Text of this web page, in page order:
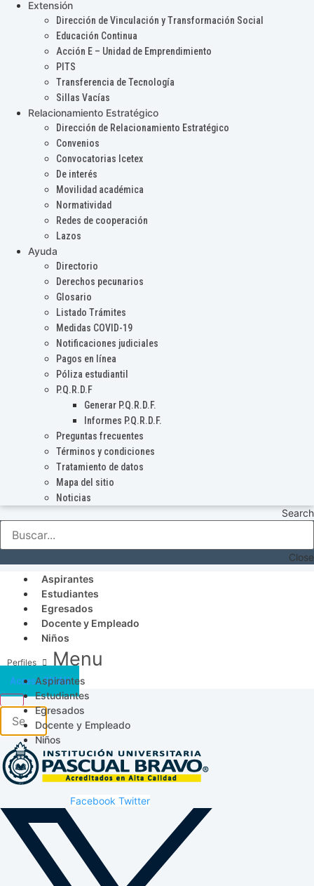
Extensión
Dirección de Vinculación y Transformación Social
Educación Continua
Acción E – Unidad de Emprendimiento
PITS
Transferencia de Tecnología
Sillas Vacías
Relacionamiento Estratégico
Dirección de Relacionamiento Estratégico
Convenios
Convocatorias Icetex
De interés
Movilidad académica
Normatividad
Redes de cooperación
Lazos
Ayuda
Directorio
Derechos pecunarios
Glosario
Listado Trámites
Medidas COVID-19
Notificaciones judiciales
Pagos en línea
Póliza estudiantil
P.Q.R.D.F
Generar P.Q.R.D.F.
Informes P.Q.R.D.F.
Preguntas frecuentes
Términos y condiciones
Tratamiento de datos
Mapa del sitio
Noticias
Search
Close
Aspirantes
Estudiantes
Egresados
Docente y Empleado
Niños
Menu
Aspirantes
Estudiantes
Egresados
Docente y Empleado
Niños
Acceso SICAU
Facebook Twitter